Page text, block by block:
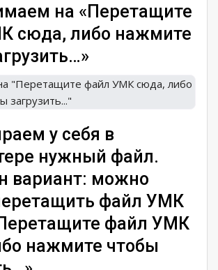
на «Перетащите
сюда, либо нажмите
у себя в
нужный файл.
вариант: можно
файл УМК
файл УМК
нажмите чтобы